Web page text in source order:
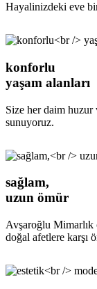
Hayalinizdeki eve
konforlu
yaşam alanları
Size her daim
sunuyoruz.
sağlam,
uzun ömür
Avşaroğlu Mimarlık
doğal afetlere karşı